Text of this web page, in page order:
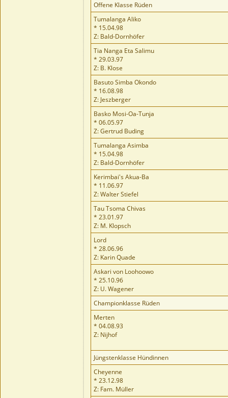
Offene Klasse Rüden
Tumalanga Aliko
* 15.04.98
Z: Bald-Dornhöfer
Tia Nanga Eta Salimu
* 29.03.97
Z: B. Klose
Basuto Simba Okondo
* 16.08.98
Z: Jeszberger
Basko Mosi-Oa-Tunja
* 06.05.97
Z: Gertrud Buding
Tumalanga Asimba
* 15.04.98
Z: Bald-Dornhöfer
Kerimbai's Akua-Ba
* 11.06.97
Z: Walter Stiefel
Tau Tsoma Chivas
* 23.01.97
Z: M. Klopsch
Lord
* 28.06.96
Z: Karin Quade
Askari von Loohoowo
* 25.10.96
Z: U. Wagener
Championklasse Rüden
Merten
* 04.08.93
Z: Nijhof
Jüngstenklasse Hündinnen
Cheyenne
* 23.12.98
Z: Fam. Müller